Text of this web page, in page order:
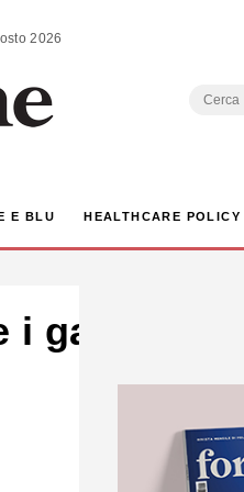
- sabato 8 Agosto 2026
Search
E BLU HEALTHCARE POLICY
gas serra